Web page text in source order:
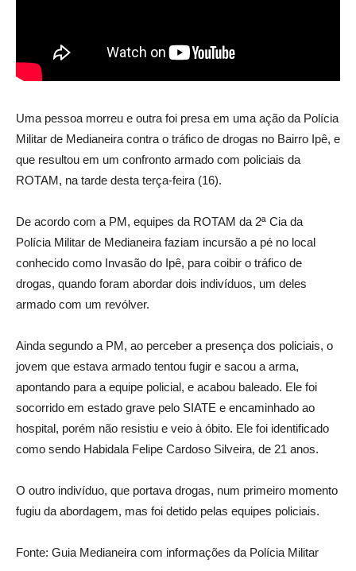
Uma pessoa morreu e outra foi presa em uma ação da Polícia
Militar de Medianeira contra o tráfico de drogas no Bairro Ipê, e
que resultou em um confronto armado com policiais da
ROTAM, na tarde desta terça-feira (16).
De acordo com a PM, equipes da ROTAM da 2ª Cia da
Polícia Militar de Medianeira faziam incursão a pé no local
conhecido como Invasão do Ipê, para coibir o tráfico de
drogas, quando foram abordar dois indivíduos, um deles
armado com um revólver.
Ainda segundo a PM, ao perceber a presença dos policiais, o
jovem que estava armado tentou fugir e sacou a arma,
apontando para a equipe policial, e acabou baleado. Ele foi
socorrido em estado grave pelo SIATE e encaminhado ao
hospital, porém não resistiu e veio à óbito. Ele foi identificado
como sendo Habidala Felipe Cardoso Silveira, de 21 anos.
O outro indivíduo, que portava drogas, num primeiro momento
fugiu da abordagem, mas foi detido pelas equipes policiais.
Fonte: Guia Medianeira com informações da Polícia Militar